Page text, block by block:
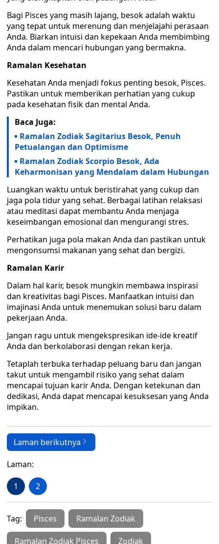
Bagi Pisces yang masih lajang, besok adalah waktu
yang tepat untuk merenung dan menjelajahi perasaan
Anda. Biarkan intuisi dan kepekaan Anda membimbing
Anda dalam mencari hubungan yang bermakna.
Ramalan Kesehatan
Kesehatan Anda menjadi fokus penting besok, Pisces.
Pastikan untuk memberikan perhatian yang cukup
pada kesehatan fisik dan mental Anda.
Baca Juga:
Ramalan Zodiak Sagitarius Besok, Penuh
Petualangan dan Optimisme
Ramalan Zodiak Scorpio Besok, Ada
Keharmonisan yang Mendalam dalam Hubungan
Luangkan waktu untuk beristirahat yang cukup dan
jaga pola tidur yang sehat. Berbagai latihan relaksasi
atau meditasi dapat membantu Anda menjaga
keseimbangan emosional dan mengurangi stres.
Perhatikan juga pola makan Anda dan pastikan untuk
mengonsumsi makanan yang sehat dan bergizi.
Ramalan Karir
Dalam hal karir, besok mungkin membawa inspirasi
dan kreativitas bagi Pisces. Manfaatkan intuisi dan
imajinasi Anda untuk menemukan solusi baru dalam
pekerjaan Anda.
Jangan ragu untuk mengekspresikan ide-ide kreatif
Anda dan berkolaborasi dengan rekan kerja.
Tetaplah terbuka terhadap peluang baru dan jangan
takut untuk mengambil risiko yang sehat dalam
mencapai tujuan karir Anda. Dengan ketekunan dan
dedikasi, Anda dapat mencapai kesuksesan yang Anda
impikan.
Laman berikutnya
Laman:
1 2
Tag: Pisces Ramalan Zodiak
Ramalan Zodiak Pisces Zodiak